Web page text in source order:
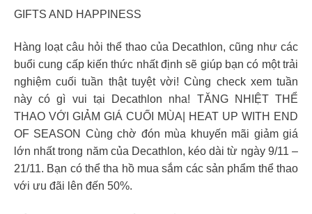
GIFTS AND HAPPINESS
Hàng loạt câu hỏi thể thao của Decathlon, cũng như các
buổi cung cấp kiến thức nhất định sẽ giúp bạn có một trải
nghiệm cuối tuần thật tuyệt vời! Cùng check xem tuần
này có gì vui tại Decathlon nha! TĂNG NHIỆT THỂ
THAO VỚI GIẢM GIÁ CUỐI MÙA| HEAT UP WITH END
OF SEASON Cùng chờ đón mùa khuyến mãi giảm giá
lớn nhất trong năm của Decathlon, kéo dài từ ngày 9/11 –
21/11. Bạn có thể tha hồ mua sắm các sản phẩm thể thao
với ưu đãi lên đến 50%.